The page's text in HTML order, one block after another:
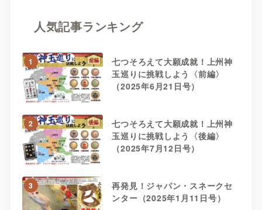
人気記事ランキング
1
七つそろえて大願成就！上州神
玉巡りに挑戦しよう〈前編〉
（2025年6月21日号）
2
七つそろえて大願成就！上州神
玉巡りに挑戦しよう〈後編〉
（2025年7月12日号）
3
再発見！ジャパン・スネークセ
ンター（2025年1月11日号）